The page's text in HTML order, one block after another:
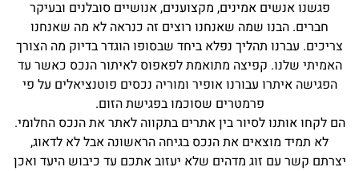
פגשנו אנשים אמינים, מקצוענים, אנושיים סובלנים ובעיקר
חברים. הבנו שמה שאנחנו רוצים זה כנראה לא מה שאנחנו
צריכים. עברנו תהליך נפלא ביחד שבסופו הוגדר בדיוק מה הצורך
האמיתי שלנו. קפיצה מתואמת לפאפוס לאיתור הנכס כאשר עד
הפגישה איתרו עבורנו אופיר ומוריה נכסים פוטנציאלים על פי
פרמטרים שסוכמו בפגישת הזום.
הם לקחו אותנו לסיור בין אתרים בתקווה לאתר את הנכס החלומי.
לא תמיד מוצאים את הנכס בגיחה הראשונה אבל לא לדאוג,
יצרתם קשר עם זוג מדהים שלא יעזוב אתכם עד כיבוש היעד ואכן